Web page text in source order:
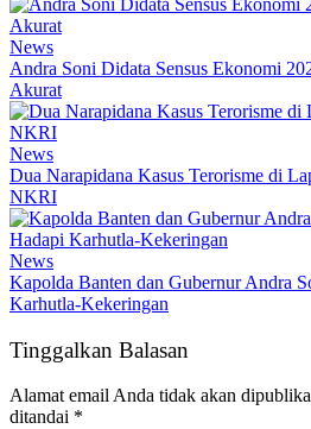
News
Andra Soni Didata Sensus Ekonomi
Akurat
News
Dua Narapidana Kasus Terorisme di
NKRI
News
Kapolda Banten dan Gubernur Andra
Karhutla-Kekeringan
Tinggalkan Balasan
Alamat email Anda tidak akan
ditandai *